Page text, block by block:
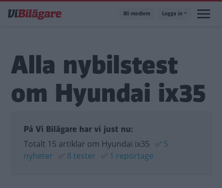
till
Bli medlem Logga in
Alla nybilstest
om Hyundai ix35
På Vi Bilägare har vi just nu:
Totalt 15 artiklar om Hyundai ix35 ✅ 5
nyheter ✅ 8 tester ✅ 1 reportage